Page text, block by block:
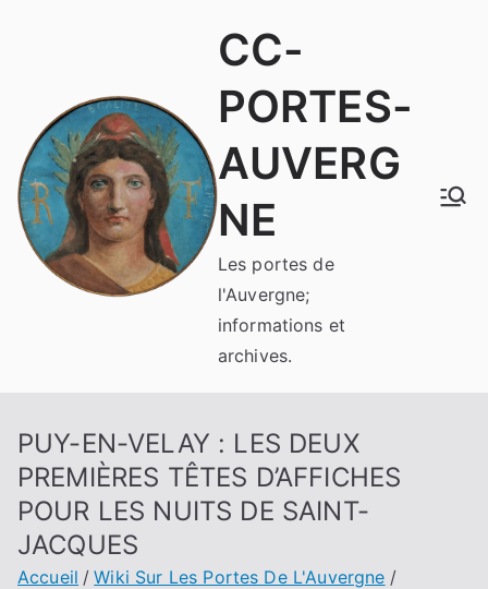
CC-
PORTES-
AUVERG
NE
Les portes de
l'Auvergne;
informations et
archives.
PUY-EN-VELAY : LES DEUX
PREMIÈRES TÊTES D’AFFICHES
POUR LES NUITS DE SAINT-
JACQUES
Accueil
Wiki Sur Les Portes De L'Auvergne